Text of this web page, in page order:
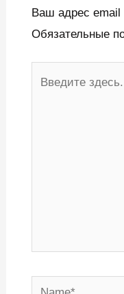
Ваш адрес email
Обязательные
Name*